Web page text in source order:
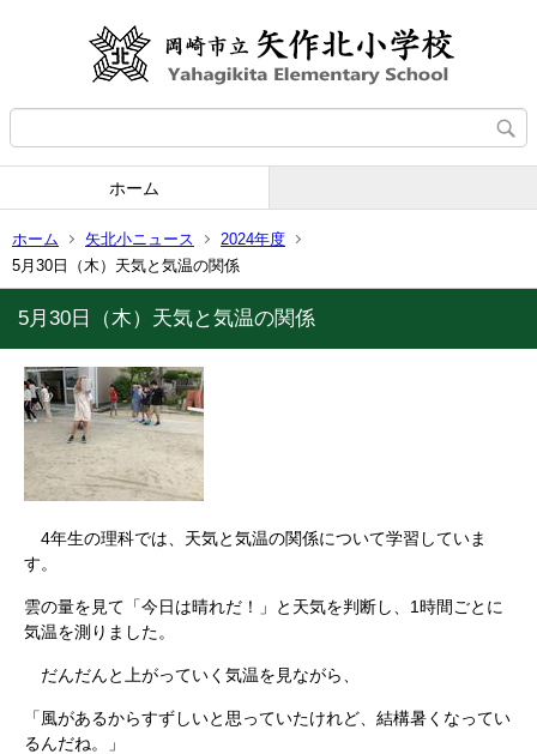
ホーム
ホーム 矢北小ニュース
2024年度
5月30日（木）天気と気温の関係
5月30日（木）天気と気温の関係
4年生の理科では、天気と気温の関係について学習していま
す。
雲の量を見て「今日は晴れだ！」と天気を判断し、1時間ごとに
気温を測りました。
だんだんと上がっていく気温を見ながら、
「風があるからすずしいと思っていたけれど、結構暑くなってい
るんだね。」